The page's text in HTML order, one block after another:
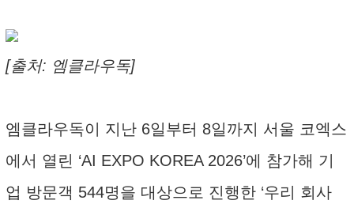
[출처: 엠클라우독]
엠클라우독이 지난 6일부터 8일까지 서울 코엑스
에서 열린 ‘AI EXPO KOREA 2026’에 참가해 기
업 방문객 544명을 대상으로 진행한 ‘우리 회사